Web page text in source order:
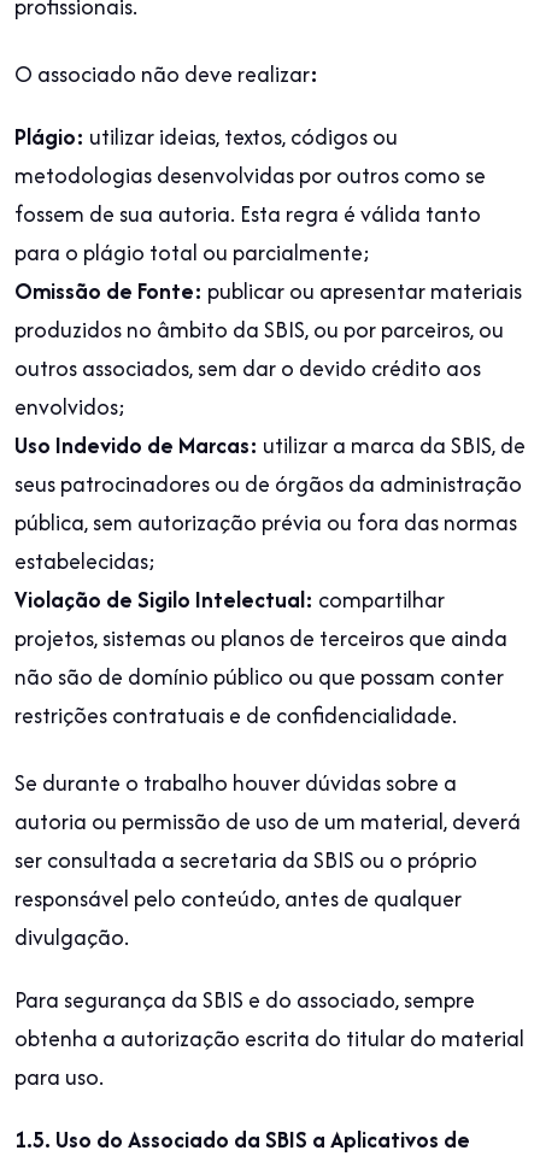
profissionais.
O associado não deve realizar:
Plágio: utilizar ideias, textos, códigos ou
metodologias desenvolvidas por outros como se
fossem de sua autoria. Esta regra é válida tanto
para o plágio total ou parcialmente;
Omissão de Fonte: publicar ou apresentar materiais
produzidos no âmbito da SBIS, ou por parceiros, ou
outros associados, sem dar o devido crédito aos
envolvidos;
Uso Indevido de Marcas: utilizar a marca da SBIS, de
seus patrocinadores ou de órgãos da administração
pública, sem autorização prévia ou fora das normas
estabelecidas;
Violação de Sigilo Intelectual: compartilhar
projetos, sistemas ou planos de terceiros que ainda
não são de domínio público ou que possam conter
restrições contratuais e de confidencialidade.
Se durante o trabalho houver dúvidas sobre a
autoria ou permissão de uso de um material, deverá
ser consultada a secretaria da SBIS ou o próprio
responsável pelo conteúdo, antes de qualquer
divulgação.
Para segurança da SBIS e do associado, sempre
obtenha a autorização escrita do titular do material
para uso.
1.5. Uso do Associado da SBIS a Aplicativos de